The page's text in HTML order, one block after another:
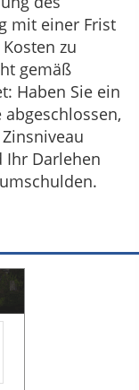
mit einer Frist
zu
gemäß
Haben Sie ein
Ihr Darlehen